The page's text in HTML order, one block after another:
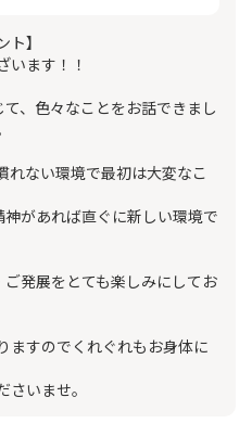
ト】
います！！
、色々なことをお話できまし
れない環境で最初は大変なこ
があれば直ぐに新しい環境で
発展をとても楽しみにしてお
ますのでくれぐれもお身体に
いませ。